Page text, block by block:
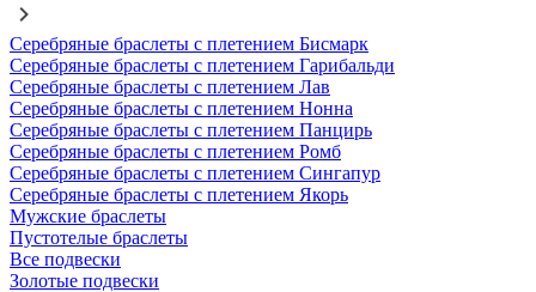
Серебряные браслеты с плетением Бисмарк
Серебряные браслеты с плетением Гарибальди
Серебряные браслеты с плетением Лав
Серебряные браслеты с плетением Нонна
Серебряные браслеты с плетением Панцирь
Серебряные браслеты с плетением Ромб
Серебряные браслеты с плетением Сингапур
Серебряные браслеты с плетением Якорь
Мужские браслеты
Пустотелые браслеты
Все подвески
Золотые подвески